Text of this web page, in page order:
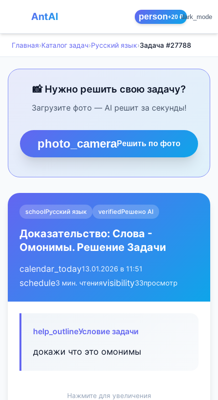
AntAI person+20 ₽dark_mode
Главная›Каталог задач›Русский язык›Задача #27788
📸 Нужно решить свою задачу?
Загрузите фото — AI решит за секунды!
photo_cameraРешить по фото
schoolРусский язык verifiedРешено AI
Доказательство: Слова -
Омонимы. Решение Задачи
calendar_today13.01.2026 в 11:51
schedule3 мин. чтенияvisibility33просмотр
help_outlineУсловие задачи
докажи что это омонимы
Нажмите для увеличения